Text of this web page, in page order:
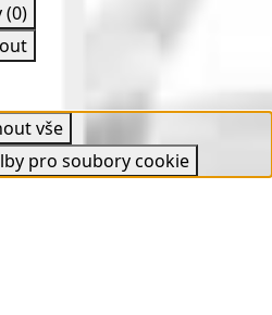
(0)
vše
pro soubory cookie